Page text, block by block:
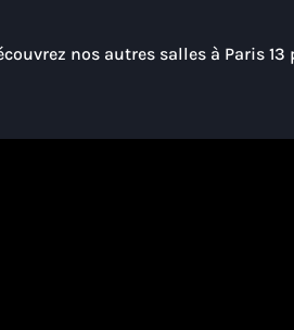
nos autres salles à Paris